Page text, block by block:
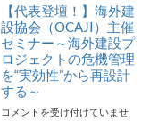
の
砦
保
険
加
入
を
オ
番
組
で
代
表
が
解
【代表登壇！】海外建
設協会（OCAJI）主催
セミナー～海外建設プ
ロジェクトの危機管理
を“実効性”から再設計
する～
【代
コメントを受け付けていませ